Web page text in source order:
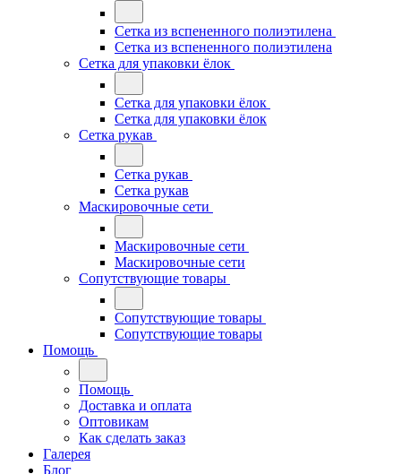
Сетка из вспененного полиэтилена
Сетка из вспененного полиэтилена
Сетка для упаковки ёлок
Сетка для упаковки ёлок
Сетка для упаковки ёлок
Сетка рукав
Сетка рукав
Сетка рукав
Маскировочные сети
Маскировочные сети
Маскировочные сети
Сопутствующие товары
Сопутствующие товары
Сопутствующие товары
Помощь
Помощь
Доставка и оплата
Оптовикам
Как сделать заказ
Галерея
Блог